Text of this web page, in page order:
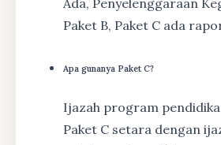
Ada, Penyelenggaraan
Paket B, Paket C ada
Apa gunanya Paket C?
Ijazah program
Paket C setara dengan